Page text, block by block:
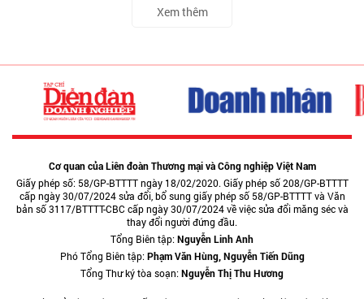
Xem thêm
Cơ quan của Liên đoàn Thương mại và Công nghiệp Việt Nam
Giấy phép số: 58/GP-BTTTT ngày 18/02/2020. Giấy phép số 208/GP-BTTTT
cấp ngày 30/07/2024 sửa đổi, bổ sung giấy phép số 58/GP-BTTTT và Văn
bản số 3117/BTTTT-CBC cấp ngày 30/07/2024 về việc sửa đổi măng séc và
thay đổi người đứng đầu.
Tổng Biên tập:Nguyễn Linh Anh
Phó Tổng Biên tập:Phạm Văn Hùng, Nguyễn Tiến Dũng
Tổng Thư ký tòa soạn:Nguyễn Thị Thu Hương